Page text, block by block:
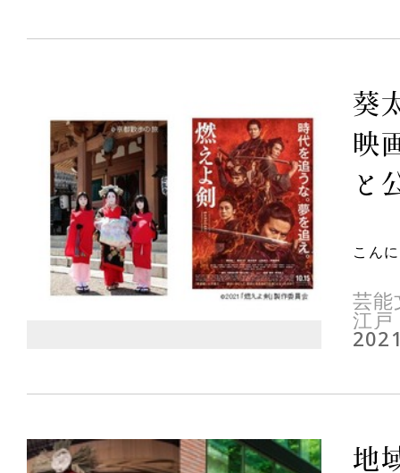
葵
映
と
こん
芸能
江戸
地